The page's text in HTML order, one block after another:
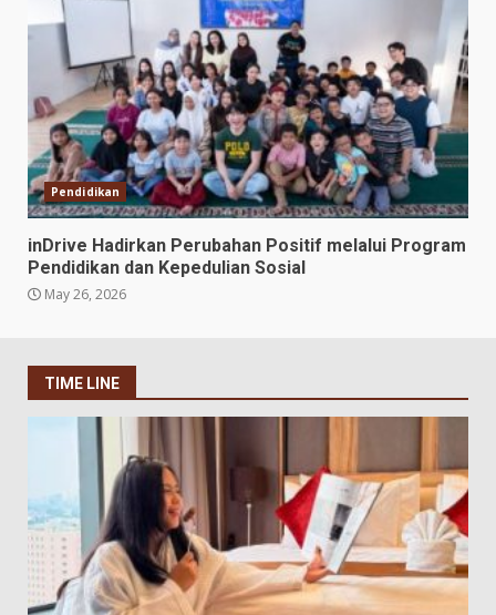
Pendidikan
inDrive Hadirkan Perubahan Positif melalui Program
Pendidikan dan Kepedulian Sosial
May 26, 2026
TIME LINE